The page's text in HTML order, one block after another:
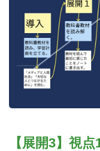
【展開3】視